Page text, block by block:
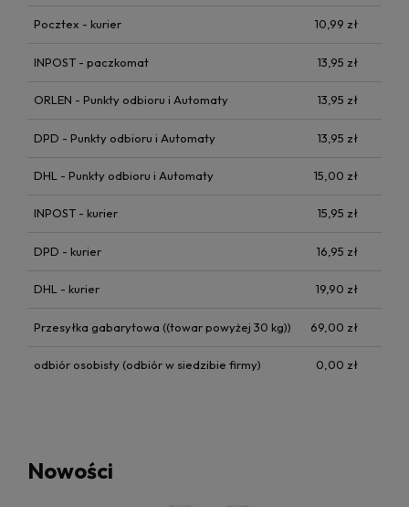
Pocztex - kurier 10,99 zł
INPOST - paczkomat 13,95 zł
ORLEN - Punkty odbioru i Automaty 13,95 zł
DPD - Punkty odbioru i Automaty 13,95 zł
DHL - Punkty odbioru i Automaty 15,00 zł
INPOST - kurier 15,95 zł
DPD - kurier 16,95 zł
DHL - kurier 19,90 zł
Przesyłka gabarytowa ((towar powyżej 30 kg)) 69,00 zł
odbiór osobisty(odbiór w siedzibie firmy) 0,00 zł
Nowości